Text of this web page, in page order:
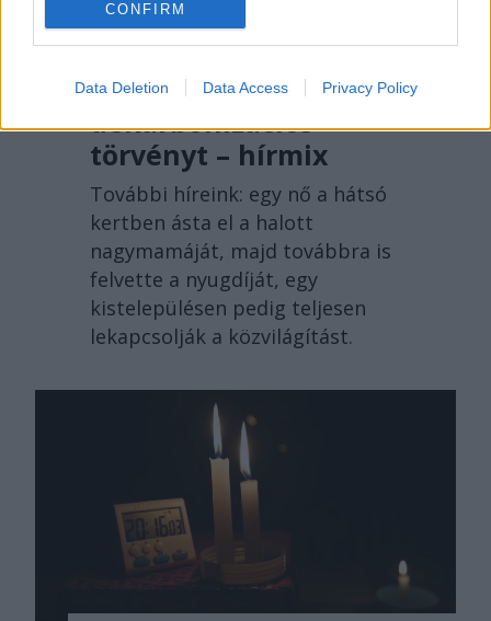
CONFIRM
Data Deletion Data Access Privacy Policy
Mégis átverte a PSD és
az AUR az egymilliárd
eurót kockára tevő
dekarbonizációs
törvényt – hírmix
További híreink: egy nő a hátsó
kertben ásta el a halott
nagymamáját, majd továbbra is
felvette a nyugdíját, egy
kistelepülésen pedig teljesen
lekapcsolják a közvilágítást.